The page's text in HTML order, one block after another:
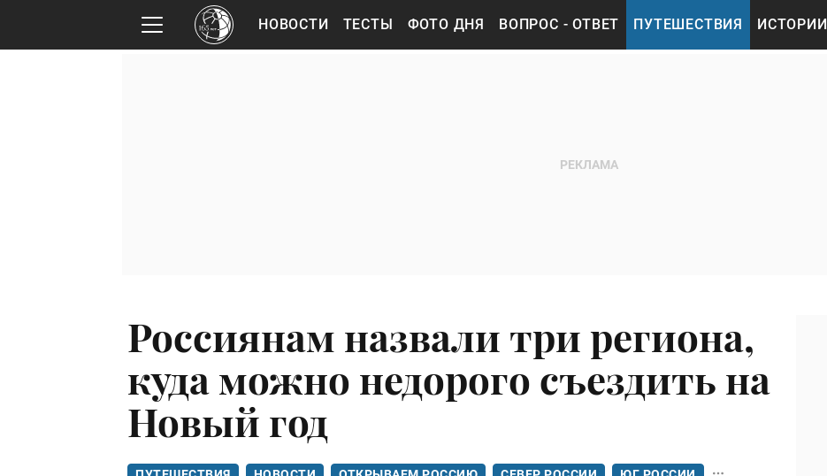
НОВОСТИ ТЕСТЫ ФОТО ДНЯ ВОПРОС - ОТВЕТ ПУТЕШЕСТВИЯ ИСТОРИИ
Россиянам назвали три региона,
куда можно недорого съездить на
Новый год